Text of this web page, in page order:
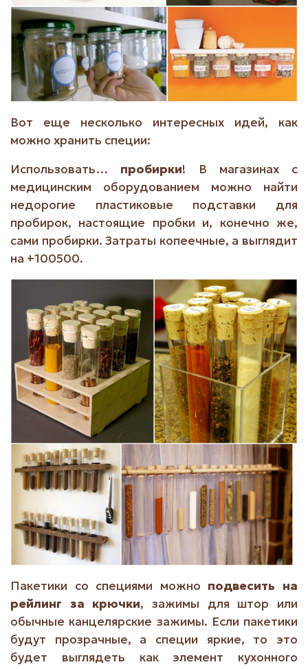
Вот еще несколько интересных идей, как
можно хранить специи:
Использовать… пробирки! В магазинах с
медицинским оборудованием можно найти
недорогие пластиковые подставки для
пробирок, настоящие пробки и, конечно же,
сами пробирки. Затраты копеечные, а выглядит
на +100500.
Пакетики со специями можно подвесить на
рейлинг за крючки, зажимы для штор или
обычные канцелярские зажимы. Если пакетики
будут прозрачные, а специи яркие, то это
будет выглядеть как элемент кухонного